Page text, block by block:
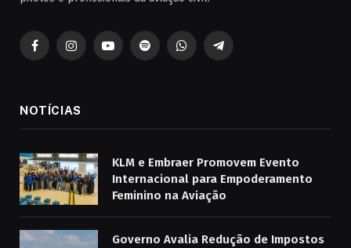
FacebookInstagramYouTubeSpotifyWhatsAppTelegrama
NOTÍCIAS
KLM e Embraer Promovem Evento
Internacional para Empoderamento
Feminino na Aviação
Governo Avalia Redução de Impostos